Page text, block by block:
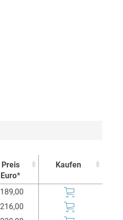
Preis
Euro*
Kaufen
Preis
Kaufen
189,00
216,00